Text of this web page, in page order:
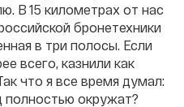
В 15 километрах от нас
бронетехники
в три полосы. Если
всего, казнили как
что я все время думал:
полностью окружат?